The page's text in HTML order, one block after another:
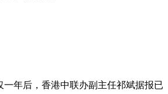
一年后，香港中联办副主任祁斌据报已